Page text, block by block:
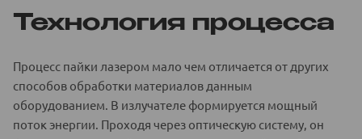
Технология процесса
Процесс пайки лазером мало чем отличается от других
способов обработки материалов данным
оборудованием. В излучателе формируется мощный
поток энергии. Проходя через оптическую систему, он